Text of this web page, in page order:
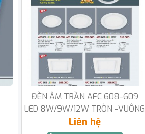
ĐÈN ÂM TRẦN AFC 608-609
LED 8W/9W/12W TRÒN -VUÔNG
Liên hệ